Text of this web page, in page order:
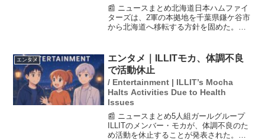
📰 ニュースまとめ北海道日本ハムファイ
ターズは、2軍の本拠地を千葉県鎌ケ谷市
から北海道へ移転する方針を固めた。こ
を進めている。移転の背景には、鎌ケ谷
スタジアムの老朽...
エンタメ
エンタメ｜ILLITモカ、体調不良
で活動休止
/ Entertainment | ILLIT’s Mocha
Halts Activities Due to Health
Issues
📰 ニュースまとめ5人組ガールグループ
ILLITのメンバー・モカが、体調不良のた
め活動を休止することが発表された。所